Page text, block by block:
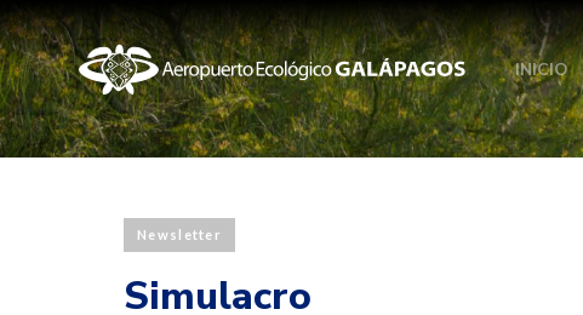
INICIO
PUBLISHED
Newsletter
Simulacro
Published
Last